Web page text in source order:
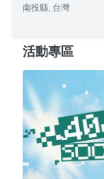
南投縣, 台灣
活動專區